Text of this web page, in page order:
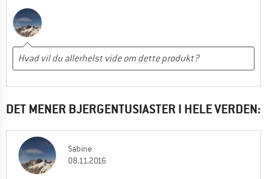
DET MENER BJERGENTUSIASTER I HELE VERDEN:
Sabine
08.11.2016